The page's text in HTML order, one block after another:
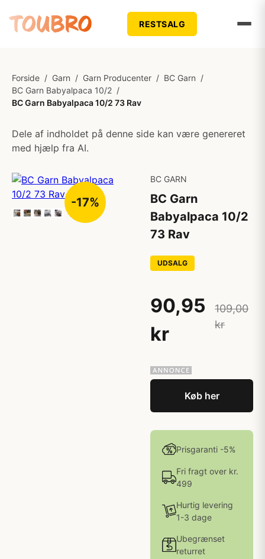
RESTSALG
Forside / Garn / Garn Producenter / BC Garn /
BC Garn Babyalpaca 10/2 /
BC Garn Babyalpaca 10/2 73 Rav
Dele af indholdet på denne side kan være genereret
med hjælp fra AI.
-17%
BC GARN
BC Garn
Babyalpaca 10/2
73 Rav
UDSALG
90,95
kr
109,00
kr
Køb her
Prisgaranti -5%
Fri fragt over kr.
499
Hurtig levering
1-3 dage
Ubegrænset
returret